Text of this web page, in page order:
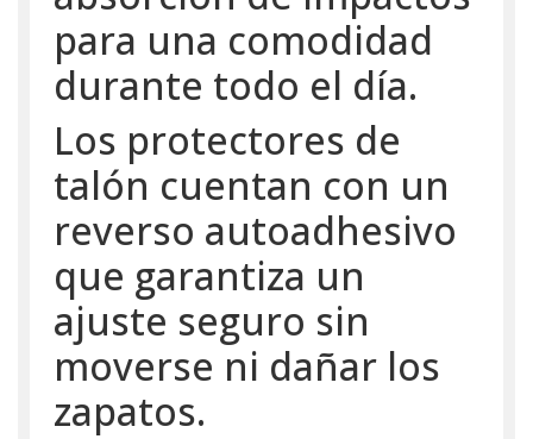
para una comodidad
durante todo el día.
Los protectores de
talón cuentan con un
reverso autoadhesivo
que garantiza un
ajuste seguro sin
moverse ni dañar los
zapatos.